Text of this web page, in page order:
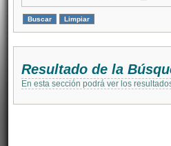
Resultado de la
En esta sección podrá ver los